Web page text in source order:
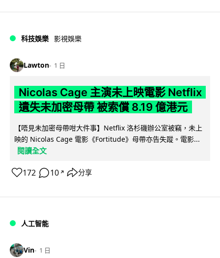
科技娛樂 影視娛樂
Lawton 1 日
Nicolas Cage 主演未上映電影 Netflix
遺失未加密母帶 被索償 8.19 億港元
【唔見未加密母帶咁大件事】Netflix 洛杉磯辦公室被竊，未上
映的 Nicolas Cage 電影《Fortitude》母帶亦告失蹤。電影...
閱讀全文
172 10 ↗ 分享
人工智能
Vin 1 日